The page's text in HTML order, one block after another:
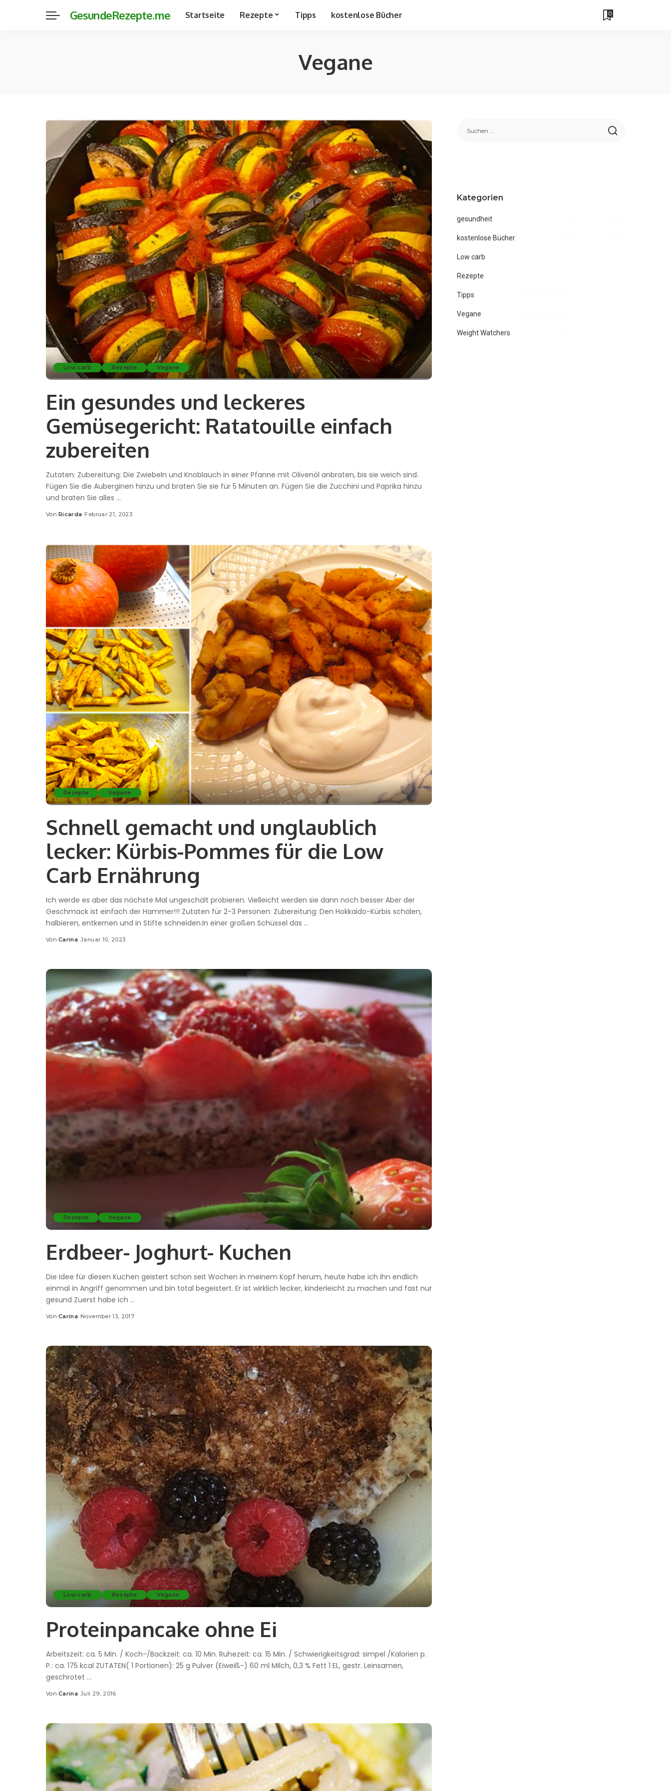
GesundeRezepte.me Startseite Rezepte Tipps kostenlose Bücher 0
Vegane
Low carb Rezepte Vegane
Ein gesundes und leckeres
Gemüsegericht: Ratatouille einfach
zubereiten
Zutaten: Zubereitung: Die Zwiebeln und Knoblauch in einer Pfanne mit Olivenöl anbraten, bis sie weich sind.
Fügen Sie die Auberginen hinzu und braten Sie sie für 5 Minuten an. Fügen Sie die Zucchini und Paprika hinzu
und braten Sie alles ...
Posted
Von Ricarda Februar 21, 2023
Rezepte Vegane
Schnell gemacht und unglaublich
lecker: Kürbis-Pommes für die Low
Carb Ernährung
Ich werde es aber das nächste Mal ungeschält probieren. Vielleicht werden sie dann noch besser Aber der
Geschmack ist einfach der Hammer!!! Zutaten für 2-3 Personen: Zubereitung: Den Hokkaido-Kürbis schälen,
halbieren, entkernen und in Stifte schneiden.In einer großen Schüssel das ...
Posted
Von Carina Januar 10, 2023
Rezepte Vegane
Erdbeer- Joghurt- Kuchen
Die Idee für diesen Kuchen geistert schon seit Wochen in meinem Kopf herum, heute habe ich ihn endlich
einmal in Angriff genommen und bin total begeistert. Er ist wirklich lecker, kinderleicht zu machen und fast nur
gesund Zuerst habe ich ...
Posted
Von Carina November 13, 2017
Low carb Rezepte Vegane
Proteinpancake ohne Ei
Arbeitszeit: ca. 5 Min. / Koch-/Backzeit: ca. 10 Min. Ruhezeit: ca. 15 Min. / Schwierigkeitsgrad: simpel /Kalorien p.
P.: ca. 175 kcal ZUTATEN( 1 Portionen): 25 g Pulver (Eiweiß-) 60 ml Milch, 0,3 % Fett 1 EL, gestr. Leinsamen,
geschrotet ...
Posted
Von Carina Juli 29, 2016
Kategorien
gesundheit
kostenlose Bücher
Low carb
Rezepte
Tipps
Vegane
Weight Watchers